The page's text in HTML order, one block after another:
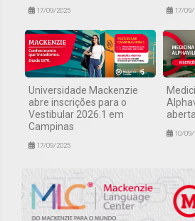
17/09/2025 17/09/
Universidade Mackenzie
abre inscrições para o
Vestibular 2026.1 em
Campinas
17/09/2025
10/09/